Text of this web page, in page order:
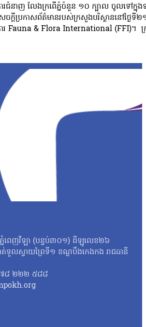
រជំនាញ លែងក្រពើភ្នំចំនួន ១០ ក្បាល ចូលទៅក្នុង
េចក្ដីប្រកាសព័ត៌មានរបស់ក្រសួងបរិស្ថាននៅថ្ងៃ
រ Fauna & Flora International (FFI)។ ក្
ារអភិរក្សផ្អែកលើវិទ្យាសាស្ត្រផងដែរ។ ក្រសួង
ាន់ជាសកល។ បើតាមការស្រាវជ្រាវរបស់ក្រសួង
ហើយត្រូវបានសន្និដ្ឋានថា នៅសល់តិចជាង
បង្ហាញពីការបន្តប្តេជ្ញាចិត្តរបស់រាជរដ្ឋាភិប
ទុកថាជាប្រទេសដែលមានចំនួនក្រពើភ្នំធម្មជាតិរ
ារធ្វើការរួមគ្នា ដើម្បីធានាអនាគតរបស់ក្រពើ
ចំផែនការអភិរក្ស និងការចូលរួមពីសហគមន៍អស់រយៈ
ែពក។ ក្រុមស្រាវជ្រាវយល់ថា ក្រពើភ្នំនៅតែបន្ត
Chyau Patnaik លើកឡើងក្នុងសេចក្ដីប្រកាសព័ត៌
ព័ន្ធអេកូឡូស៊ីទឹកសាបរបស់កម្ពុជា»។ លោកបន្ថែម
ភាព និងភាពធន់នៃប្រព័ន្ធអេកូឡូស៊ីសម្រាប់ជីវៈចម្
ាលជលផល ព្រមទាំងអង្គការ FFI តាមរយៈកម្មវិ
តរជាតិស្តីពីការបញ្ជូនសត្វសម្រាប់ការអភិរក្សរួម
ពិសេសនោះគឺ ការផ្តល់ជាទិន្នន័យគំរូសម្រាប់កម្មវិ
ដើម្បីស្តារប្រភេទសត្វលូន ដែលរងការគំរាមកំហែ
ព្វផ្សាយការយល់ដឹង និងកិច្ចសហការជាមួយជនជ
ត្ដមណ្ឌលគិរី បានប្រាប់ប្រជាកាសែតដោយសុំមិនប
លែងនៅក្នុងតំបន់។ ប្រភពរូបនេះនិយាយថា ៖ «ខ្ញុំអ
សហគមន៍ គាត់ថាមានក្រពើ៣ ហើយពេលខ្ញុំទៅក៏ឃើ
គោកហើយចូលផ្ទះពលរដ្ឋរស់នៅក្បែរទន្លេ និងផ្
ភ្នំពេញវីឡា (បន្ទប់៣០១) ដីឡូលេខ២៦
ត់ទួលស្វាយព្រៃទី១ ខណ្ឌបឹងកេងកង រាជធានី
៧៨ ២២២ ៥៨៨